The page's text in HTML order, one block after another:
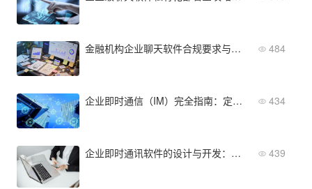
金融机构企业聊天软件合规要求与落地实践 484
企业即时通信（IM）完全指南：定义、发展与核心价值 434
企业即时通讯软件的设计与开发：架构方案对比，哪种最可扩展？ 439